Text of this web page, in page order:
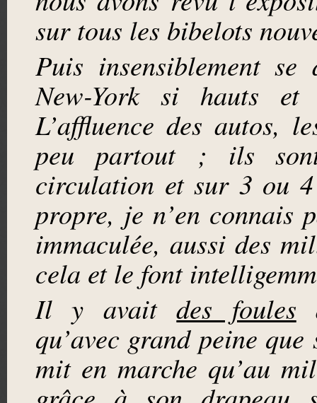
sur tous les bibelots
Puis insensiblement
New-York si hauts et
L’affluence des autos,
peu partout ; ils sont
circulation et sur 3 ou
propre, je n’en connais
immaculée, aussi des
cela et le font
Il y avaitdes foules
qu’avec grand peine
mit en marche qu’au